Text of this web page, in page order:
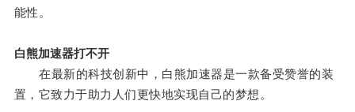
能性。
白熊加速器打不开
在最新的科技创新中，白熊加速器是一款备受赞誉的装
置，它致力于助力人们更快地实现自己的梦想。